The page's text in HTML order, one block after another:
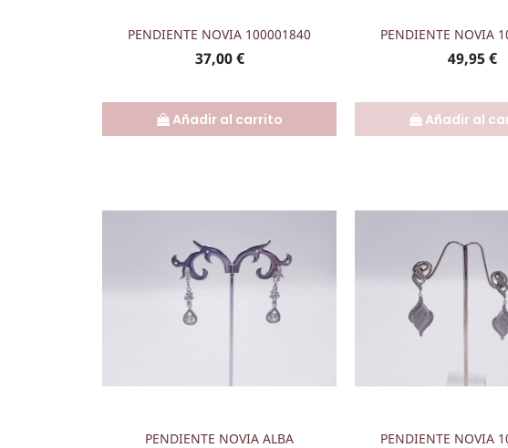
PENDIENTE NOVIA 100001840
Precio
37,00 €
Añadir al carrito
 PENDIENTE NOVIA
Precio
49,95 €
Añadir al

PENDIENTE NOVIA ALBA
 PENDIENTE NOVIA
